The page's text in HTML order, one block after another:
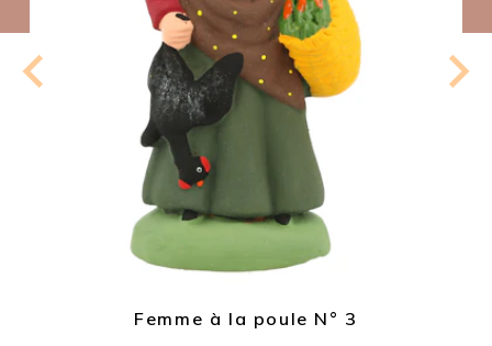
Femme à la poule N° 3